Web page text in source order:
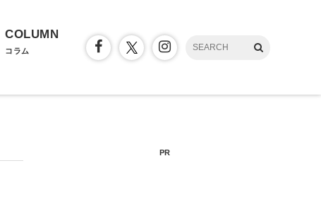
COLUMN
コラム
PR